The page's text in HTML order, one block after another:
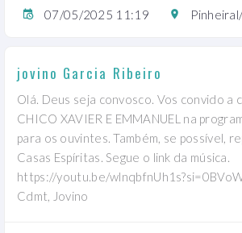
07/05/2025 11:19
jovino Garcia Ribeiro
Olá. Deus seja convosco. Vos convido a
CHICO XAVIER E EMMANUEL na
para os ouvintes. Também, se possível,
Casas Espíritas. Segue o link da música.
https://youtu.be/
Cdmt, Jovino